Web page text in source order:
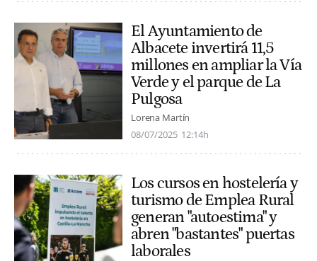
El Ayuntamiento de
Albacete invertirá 11,5
millones en ampliar la Vía
Verde y el parque de La
Pulgosa
Lorena Martín
08/07/2025 12:14h
Los cursos en hostelería y
turismo de Emplea Rural
generan "autoestima" y
abren "bastantes" puertas
laborales